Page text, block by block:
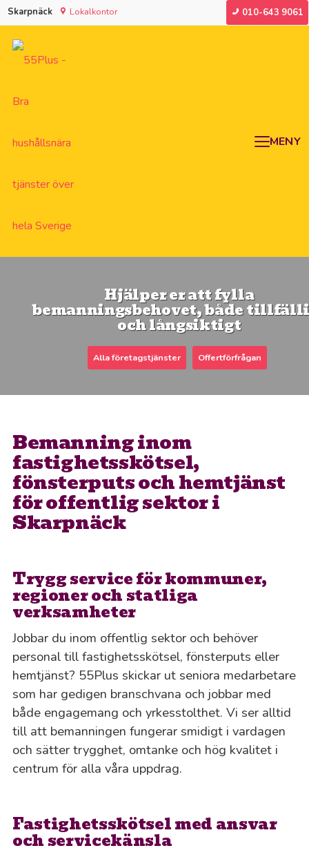
Skarpnäck Lokalkontor 010-643 9061
MENY
Hjälper er att fylla
bemanningsbehovet, både
och långsiktigt
Alla företagstjänster Offertförfrågan
Bemanning inom
fastighetsskötsel,
fönsterputs och hemtjänst
för offentlig sektor i
Skarpnäck
Trygg service för kommuner,
regioner och statliga
verksamheter
Jobbar du inom offentlig sektor och behöver
personal till fastighetsskötsel, fönsterputs eller
hemtjänst? 55Plus skickar ut seniora medarbetare
som har gedigen branschvana och jobbar med
både engagemang och yrkesstolthet. Vi ser alltid
till att bemanningen fungerar smidigt i vardagen
och sätter trygghet, omtanke och hög kvalitet i
centrum för alla våra uppdrag.
Fastighetsskötsel med ansvar
och servicekänsla